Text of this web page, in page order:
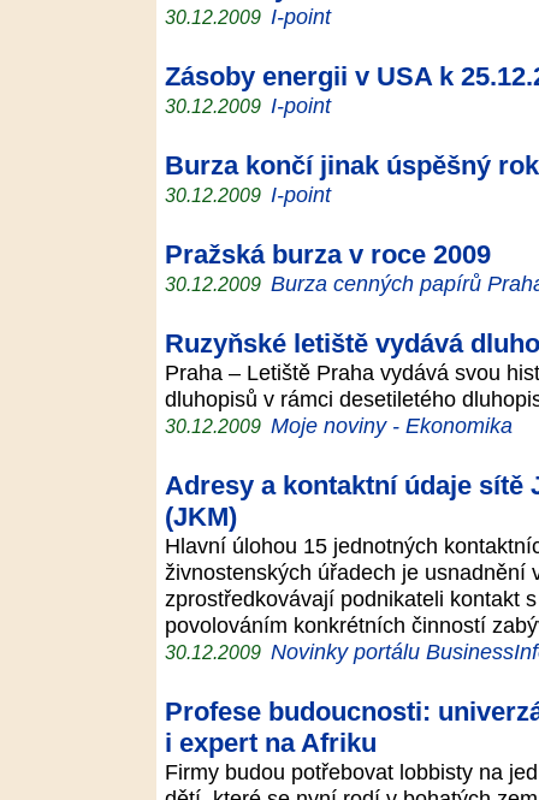
30.12.2009 I-point
Zásoby energii v USA k
30.12.2009 I-point
Burza končí jinak úspěšný
30.12.2009 I-point
Pražská burza v roce 2009
30.12.2009 Burza cenných papírů
Ruzyňské letiště vydává
Praha – Letiště Praha vydává svou
dluhopisů v rámci desetiletého
30.12.2009 Moje noviny - Ekonomika
Adresy a kontaktní údaje
(JKM)
Hlavní úlohou 15 jednotných
živnostenských úřadech je usnadnění
zprostředkovávají podnikateli kontakt
povolováním konkrétních činností
30.12.2009 Novinky portálu
Profese budoucnosti:
i expert na Afriku
Firmy budou potřebovat lobbisty na